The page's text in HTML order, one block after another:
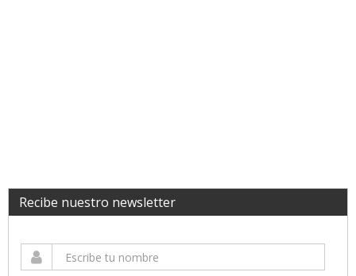
Recibe nuestro newsletter